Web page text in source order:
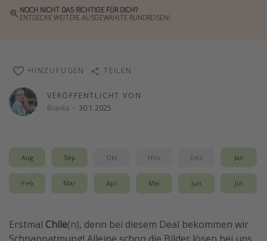
Wochenendtrip
Gruppenreisen
Hotels in Hamburg
Hotels in Amsterdam
Weitere Themen
Reise Journal
Rundreisen in Thailand
NOCH NICHT DAS RICHTIGE FÜR DICH?
ENTDECKE WEITERE AUSGEWÄHLTE RUNDREISEN!
VERÖFFENTLICHT VON
Bianka · 30.1.2025
HINZUFÜGEN TEILEN
Aug Sep Okt Nov Dez Jan
Feb Mär Apr Mai Jun Jul
Erstmal Chile(n), denn bei diesem Deal bekommen wir
Schnappatmung! Alleine schon die Bilder lösen bei uns